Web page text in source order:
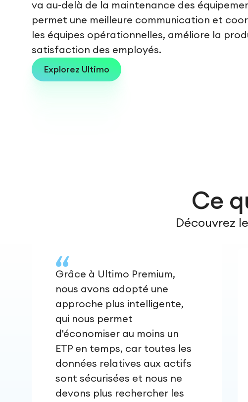
va au-delà de la maintenance des
permet une meilleure communication et
les équipes opérationnelles, améliore la
satisfaction des employés.
Explorez Ultimo
Ce
Découvrez
Grâce à Ultimo Premium,
nous avons adopté une
approche plus intelligente,
qui nous permet
d'économiser au moins un
ETP en temps, car toutes les
données relatives aux actifs
sont sécurisées et nous ne
devons plus rechercher les